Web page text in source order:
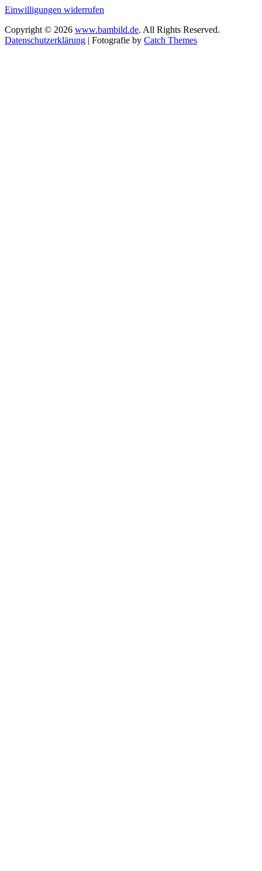
Einwilligungen widerrufen
Copyright © 2026 www.bambild.de. All Rights Reserved.
Datenschutzerklärung | Fotografie by Catch Themes